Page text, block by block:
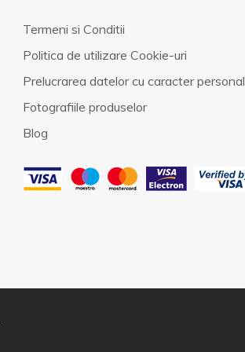
Termeni si Conditii
Politica de utilizare Cookie-uri
Prelucrarea datelor cu caracter personal
Fotografiile produselor
Blog